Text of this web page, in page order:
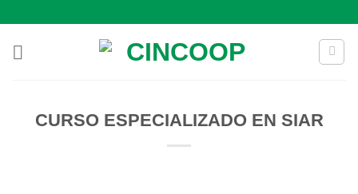
contenido
CURSO ESPECIALIZADO EN SIAR